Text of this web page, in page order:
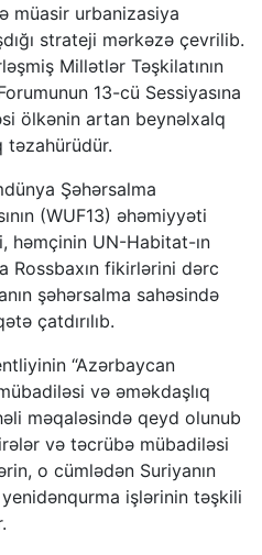
müasir urbanizasiya
strateji mərkəzə çevrilib.
Millətlər Təşkilatının
13-cü Sessiyasına
ölkənin artan beynəlxalq
təzahürüdür.
Şəhərsalma
(WUF13) əhəmiyyəti
həmçinin UN-Habitat-ın
Rossbaxın fikirlərini dərc
şəhərsalma sahəsində
çatdırılıb.
“Azərbaycan
və əməkdaşlıq
məqaləsində qeyd olunub
və təcrübə mübadiləsi
o cümlədən Suriyanın
işlərinin təşkili